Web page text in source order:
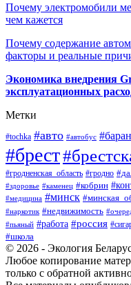
Почему электромобили
чем кажется
Почему содержание
факторы и реальные
Экономика внедрения
эксплуатационных
Метки
#tochka #авто #автобус
#брест
#гродненская_область #гродно
#здоровье #каменец #кобрин
#медицина #минск
#наркотик #недвижимость
#пьяный #работа #россия
#школа
© 2026 - Экология
Любое копирование
только с обратной